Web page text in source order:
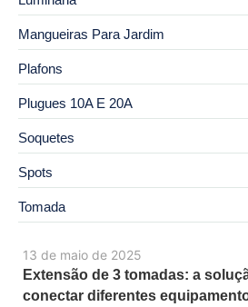
13 de maio de 2025
Extensão de 3 tomadas: a
conectar diferentes
Mangueiras Para Jardim
Plafons
Plugues 10A E 20A
Soquetes
Spots
Tomada